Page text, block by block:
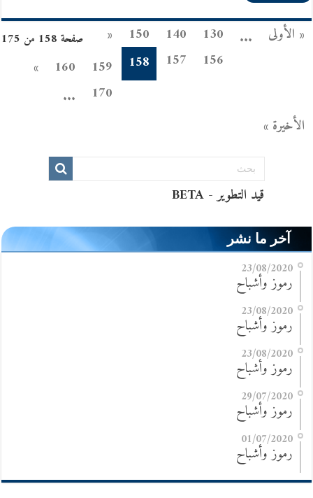
صفحة 158 من 175 « الأولى ...
130
140
150
«
156
157
158
159
160
»
170
...
الأخيرة »
آخر ما نشر
23/08/2020
رموز وأشباح
23/08/2020
رموز وأشباح
23/08/2020
رموز وأشباح
29/07/2020
رموز وأشباح
01/07/2020
رموز وأشباح